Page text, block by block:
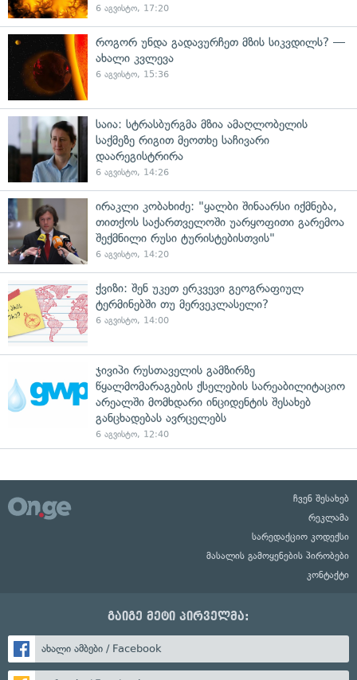
6 აგვისტო, 17:20
როგორ უნდა გადავურჩეთ მზის სიკვდილს? —
ახალი კვლევა
6 აგვისტო, 15:36
საია: სტრასბურგმა მზია ამაღლობელის
საქმეზე რიგით მეოთხე საჩივარი
დაარეგისტრირა
6 აგვისტო, 14:26
ირაკლი კობახიძე: "ყალბი შინაარსი იქმნება,
თითქოს საქართველოში უარყოფითი გარემოა
შექმნილი რუსი ტურისტებისთვის"
6 აგვისტო, 14:20
ქვიზი: შენ უკეთ ერკვევი გეოგრაფიულ
ტერმინებში თუ მერვეკლასელი?
6 აგვისტო, 14:00
ჯივიპი რუსთაველის გამზირზე
წყალმომარაგების ქსელების სარეაბილიტაციო
არეალში მომხდარი ინციდენტის შესახებ
განცხადებას ავრცელებს
6 აგვისტო, 12:40
ჩვენ შესახებ
რეკლამა
სარედაქციო კოდექსი
მასალის გამოყენების პირობები
კონტაქტი
გაიგე მეტი პირველმა:
ახალი ამბები / Facebook